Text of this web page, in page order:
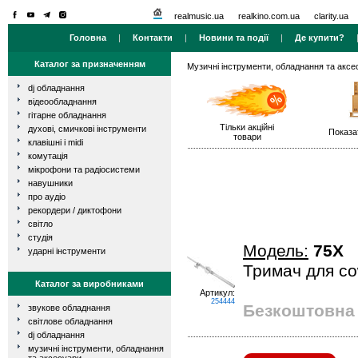
realmusic.ua realkino.com.ua clarity.ua
Головна | Контакти | Новини та події| Де купити?
Каталог за призначенням
dj обладнання
відеообладнання
гітарне обладнання
духові, смичкові інструменти
клавішні і midi
комутація
мікрофони та радіосистеми
навушники
про аудіо
рекордери / диктофони
світло
студія
ударні інструменти
Каталог за виробниками
звукове обладнання
світлове обладнання
dj обладнання
музичні інструменти, обладнання
Музичні інструменти, обладнання та
Тільки акційні
товари
Артикул:
254444
Модель: 75X
Тримач для
Безкоштовна